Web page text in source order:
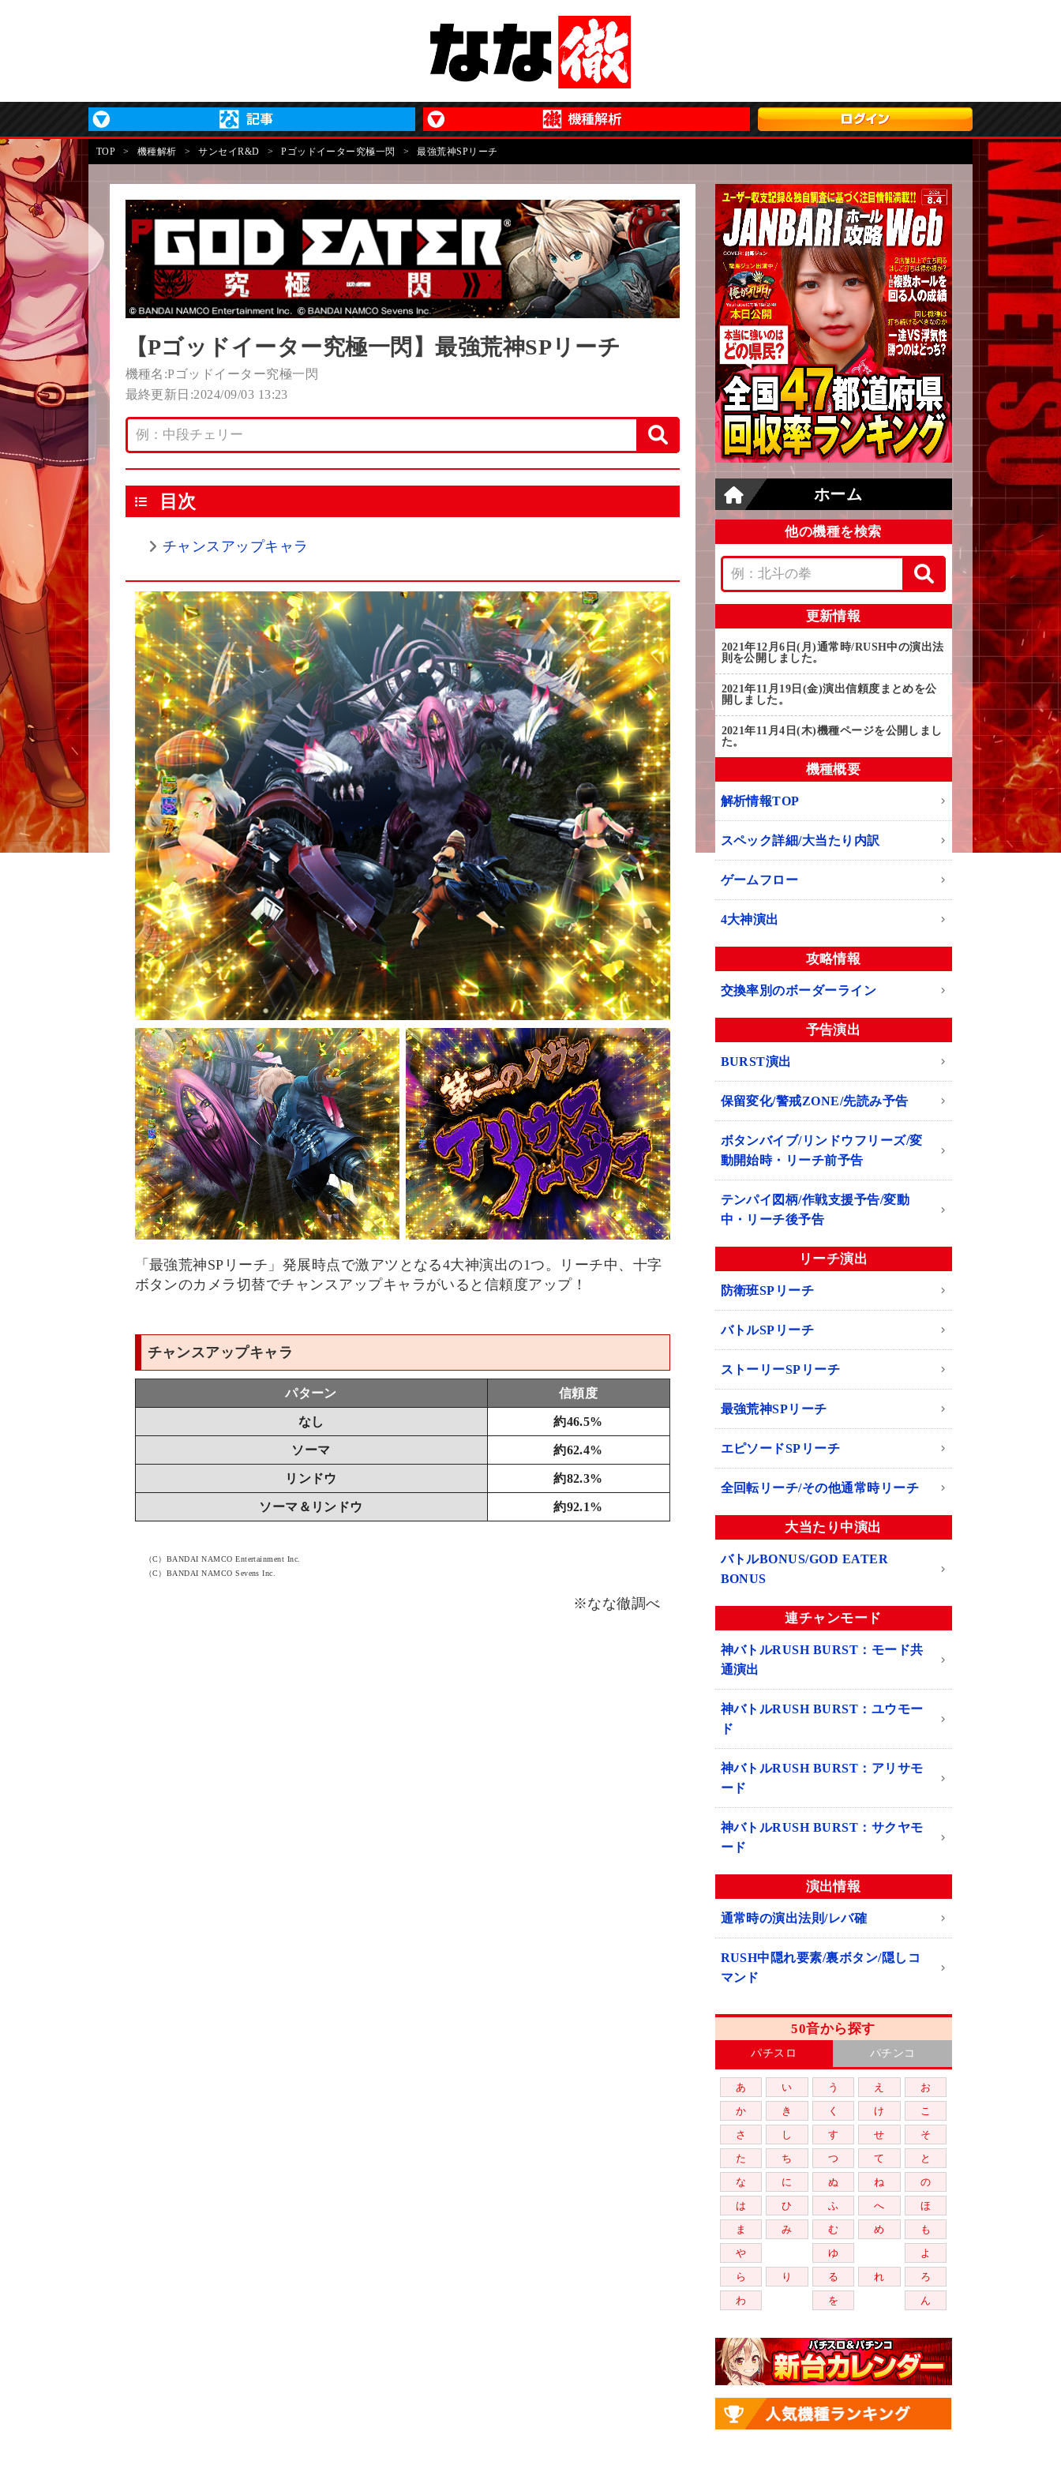
TOP > 機種解析 > サンセイR&D > Pゴッドイーター究極一閃 > 最強荒神SPリーチ
【Pゴッドイーター究極一閃】最強荒神SPリーチ
機種名:Pゴッドイーター究極一閃
最終更新日:2024/09/03 13:23
目次
チャンスアップキャラ
「最強荒神SPリーチ」発展時点で激アツとなる4大神演出の1つ。リーチ中、十字
ボタンのカメラ切替でチャンスアップキャラがいると信頼度アップ！
チャンスアップキャラ
パターン 信頼度
なし 約46.5%
ソーマ 約62.4%
リンドウ 約82.3%
ソーマ＆リンドウ 約92.1%
（C）BANDAI NAMCO Entertainment Inc.
（C）BANDAI NAMCO Sevens Inc.
※なな徹調べ
ホーム
他の機種を検索
更新情報
2021年12月6日(月)通常時/RUSH中の演出法
則を公開しました。
2021年11月19日(金)演出信頼度まとめを公
開しました。
2021年11月4日(木)機種ページを公開しまし
た。
機種概要
解析情報TOP
スペック詳細/大当たり内訳
ゲームフロー
4大神演出
攻略情報
交換率別のボーダーライン
予告演出
BURST演出
保留変化/警戒ZONE/先読み予告
ボタンバイブ/リンドウフリーズ/変
動開始時・リーチ前予告
テンパイ図柄/作戦支援予告/変動
中・リーチ後予告
リーチ演出
防衛班SPリーチ
バトルSPリーチ
ストーリーSPリーチ
最強荒神SPリーチ
エピソードSPリーチ
全回転リーチ/その他通常時リーチ
大当たり中演出
バトルBONUS/GOD EATER
BONUS
連チャンモード
神バトルRUSH BURST：モード共
通演出
神バトルRUSH BURST：ユウモー
ド
神バトルRUSH BURST：アリサモ
ード
神バトルRUSH BURST：サクヤモ
ード
演出情報
通常時の演出法則/レバ確
RUSH中隠れ要素/裏ボタン/隠しコ
マンド
50音から探す
パチスロ パチンコ
あ い う え
お
か
き く け
こ
さ
し す せ
そ
た
ち つ て
と
な
に ぬ ね
の
は
ひ ふ へ
ほ
ま
み む め
も
や
ゆ
よ
ら
り る れ
ろ
わ
を ん